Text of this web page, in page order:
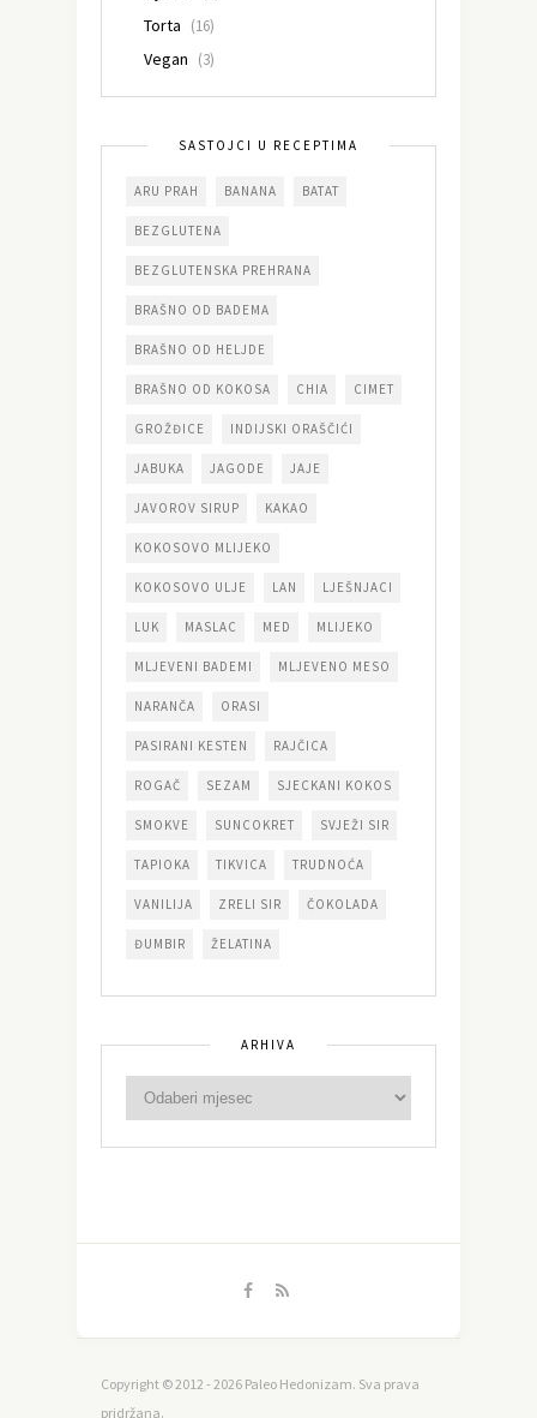
Torta (16)
Vegan (3)
SASTOJCI U RECEPTIMA
ARU PRAH BANANA BATAT
BEZGLUTENA
BEZGLUTENSKA PREHRANA
BRAŠNO OD BADEMA
BRAŠNO OD HELJDE
BRAŠNO OD KOKOSA CHIA CIMET
GROŽĐICE INDIJSKI ORAŠČIĆI
JABUKA JAGODE JAJE
JAVOROV SIRUP KAKAO
KOKOSOVO MLIJEKO
KOKOSOVO ULJE LAN LJEŠNJACI
LUK MASLAC MED MLIJEKO
MLJEVENI BADEMI MLJEVENO MESO
NARANČA ORASI
PASIRANI KESTEN RAJČICA
ROGAČ SEZAM SJECKANI KOKOS
SMOKVE SUNCOKRET SVJEŽI SIR
TAPIOKA TIKVICA TRUDNOĆA
VANILIJA ZRELI SIR ČOKOLADA
ĐUMBIR ŽELATINA
ARHIVA
Copyright © 2012 - 2026 Paleo Hedonizam. Sva prava
pridržana.